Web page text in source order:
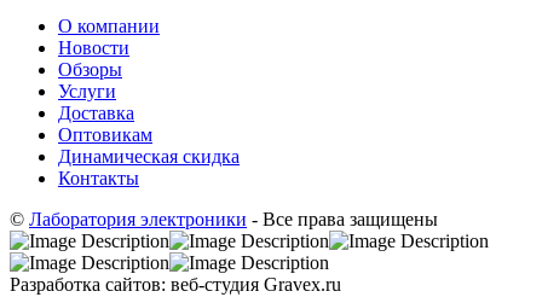
О компании
Новости
Обзоры
Услуги
Доставка
Оптовикам
Динамическая скидка
Контакты
© Лаборатория электроники - Все права защищены
Разработка сайтов: веб-студия Gravex.ru